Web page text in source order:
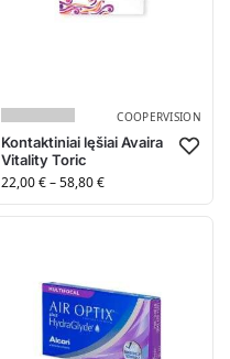
COOPERVISION
Kontaktiniai lęšiai Avaira
Vitality Toric
22,00€–58,80€